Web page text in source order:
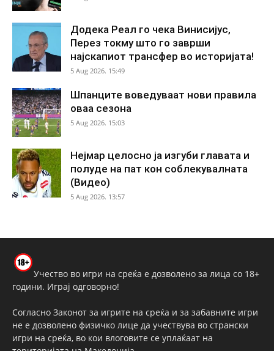
Додека Реал го чека Винисијус,
Перез токму што го заврши
најскапиот трансфер во историјата!
5 Aug 2026. 15:49
Шпанците воведуваат нови правила
оваа сезона
5 Aug 2026. 15:03
Нејмар целосно ја изгуби главата и
полуде на пат кон соблекувалната
(Видео)
5 Aug 2026. 13:57
Учество во игри на среќа е дозволено за лица со 18+
години. Играј одговорно!
Согласно Законот за игрите на среќа и за забавните игри
не е дозволено физичко лице да учествува во странски
игри на среќа, во кои влоговите се уплаќаат на